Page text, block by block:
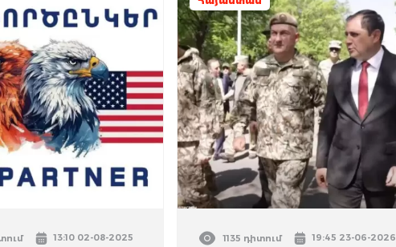
13:10 02-08-2025 1135 դիտում 19:45 23-06-2026